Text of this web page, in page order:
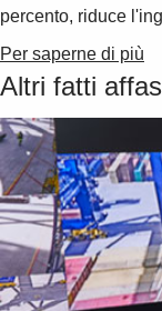
percento, riduce
Per saperne di più
Altri fatti